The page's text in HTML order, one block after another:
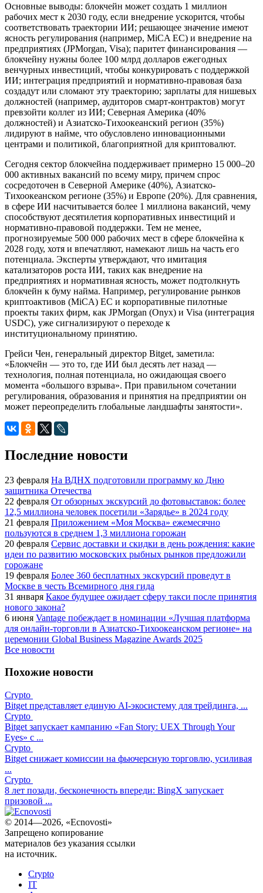
Основные выводы: блокчейн может создать 1 миллион
рабочих мест к 2030 году, если внедрение ускорится, чтобы
соответствовать траектории ИИ; решающее значение имеют
ясность регулирования (например, MiCA ЕС) и внедрение на
предприятиях (JPMorgan, Visa); паритет финансирования —
блокчейну нужны более 100 млрд долларов ежегодных
венчурных инвестиций, чтобы конкурировать с поддержкой
ИИ; интеграция предприятий и нормативно-правовая база
создадут или сломают эту траекторию; зарплаты для нишевых
должностей (например, аудиторов смарт-контрактов) могут
превзойти коллег из ИИ; Северная Америка (40%
должностей) и Азиатско-Тихоокеанский регион (35%)
лидируют в найме, что обусловлено инновационными
центрами и политикой, благоприятной для криптовалют.
Сегодня сектор блокчейна поддерживает примерно 15 000–20
000 активных вакансий по всему миру, причем спрос
сосредоточен в Северной Америке (40%), Азиатско-
Тихоокеанском регионе (35%) и Европе (20%). Для сравнения,
в сфере ИИ насчитывается более 1 миллиона вакансий, чему
способствуют десятилетия корпоративных инвестиций и
нормативно-правовой поддержки. Тем не менее,
прогнозируемые 500 000 рабочих мест в сфере блокчейна к
2028 году, хотя и впечатляют, намекают лишь на часть его
потенциала. Эксперты утверждают, что имитация
катализаторов роста ИИ, таких как внедрение на
предприятиях и нормативная ясность, может подтолкнуть
блокчейн к буму найма. Например, регулирование рынков
криптоактивов (MiCA) ЕС и корпоративные пилотные
проекты таких фирм, как JPMorgan (Onyx) и Visa (интеграция
USDC), уже сигнализируют о переходе к
институциональному принятию.
Грейси Чен, генеральный директор Bitget, заметила:
«Блокчейн — это то, где ИИ был десять лет назад —
технология, полная потенциала, но ожидающая своего
момента «большого взрыва». При правильном сочетании
регулирования, образования и принятия на предприятии он
может переопределить глобальные ландшафты занятости».
Последние новости
23 февраля На ВДНХ подготовили программу ко Дню
защитника Отечества
22 февраля От обзорных экскурсий до фотовыставок: более
12,5 миллиона человек посетили «Зарядье» в 2024 году
21 февраля Приложением «Моя Москва» ежемесячно
пользуются в среднем 1,3 миллиона горожан
20 февраля Сервис доставки и скидки в день рождения: какие
идеи по развитию московских рыбных рынков предложили
горожане
19 февраля Более 360 бесплатных экскурсий проведут в
Москве в честь Всемирного дня гида
31 января Какое будущее ожидает сферу такси после принятия
нового закона?
6 июня Vantage побеждает в номинации «Лучшая платформа
для онлайн-торговли в Азиатско-Тихоокеанском регионе» на
церемонии Global Business Magazine Awards 2025
Все новости
Похожие новости
Crypto
Bitget представляет единую AI-экосистему для трейдинга, ...
Crypto
Bitget запускает кампанию «Fan Story: UEX Through Your
Eyes» с ...
Crypto
Bitget снижает комиссии на фьючерсную торговлю, усиливая
...
Crypto
8 лет позади, бесконечность впереди: BingX запускает
призовой ...
© 2014—2026, «Ecnovosti»
Запрещено копирование
материалов без указания ссылки
на источник.
Crypto
IT